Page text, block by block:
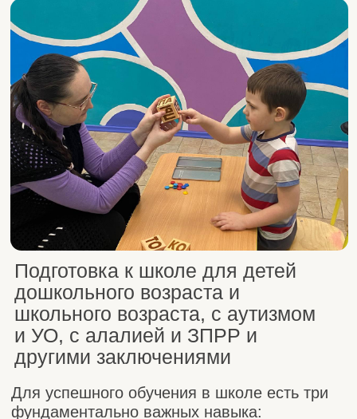
Для успешного обучения в школе есть три
фундаментально важных навыка:
-Академические
-Групповые
-Коммуникативные
В нашем центре мы формируем все
необходимые навыки для школы в рамках
трех взаимодополняющий занятий:
Формируем поведение ученика, усидчивость,
учим следовать инструкции учителя (четко
Подготовка к школе для детей
дошкольного возраста и
школьного возраста, с аутизмом
и УО, с алалией и ЗПРР и
другими заключениями